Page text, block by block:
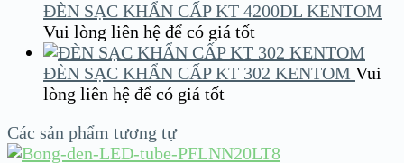
ĐÈN SẠC KHẨN CẤP KT 4200DL KENTOM
Vui lòng liên hệ để có giá tốt
ĐÈN SẠC KHẨN CẤP KT 302 KENTOM Vui
lòng liên hệ để có giá tốt
Các sản phẩm tương tự